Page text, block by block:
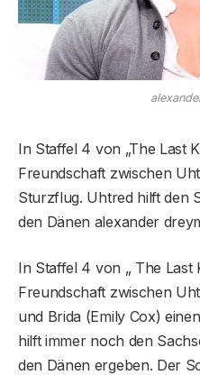
In Staffel 4 von „The Last
Freundschaft zwischen
Sturzflug. Uhtred hilft den
den Dänen alexander
In Staffel 4 von „ The Last
Freundschaft zwischen
und Brida (Emily Cox)
hilft immer noch den
den Dänen ergeben. Der